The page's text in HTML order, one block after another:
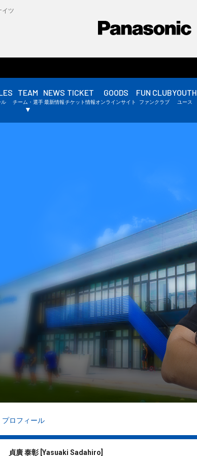
イツ
ル
TEAM
チーム・選手
▼
NEWS
最新情報
TICKET
チケット情報
GOODS
オンラインサイト
FUN CLUB
ファンクラブ
YOUTH
ユース
ル
・選手情報
・スタッフ情報
プロフィール
貞廣 泰彰 Yasuaki Sadahiro